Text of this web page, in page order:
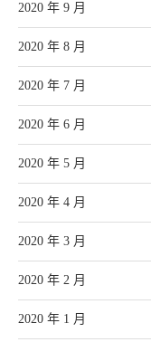
2020 年 9 月
2020 年 8 月
2020 年 7 月
2020 年 6 月
2020 年 5 月
2020 年 4 月
2020 年 3 月
2020 年 2 月
2020 年 1 月